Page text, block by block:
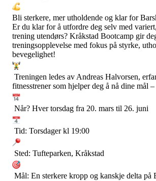
Bli sterkere, mer utholdende og klar for
Er du klar for å utfordre deg selv med
trening utendørs? Kråkstad Bootcamp gir
treningsopplevelse med fokus på styrke,
bevegelighet!
Treningen ledes av Andreas Halvorsen,
fitnesstrener som hjelper deg å nå dine mål
Når? Hver torsdag fra 20. mars til 26. juni
Tid: Torsdager kl 19:00
Sted: Tufteparken, Kråkstad
Mål: En sterkere kropp og kanskje delta på